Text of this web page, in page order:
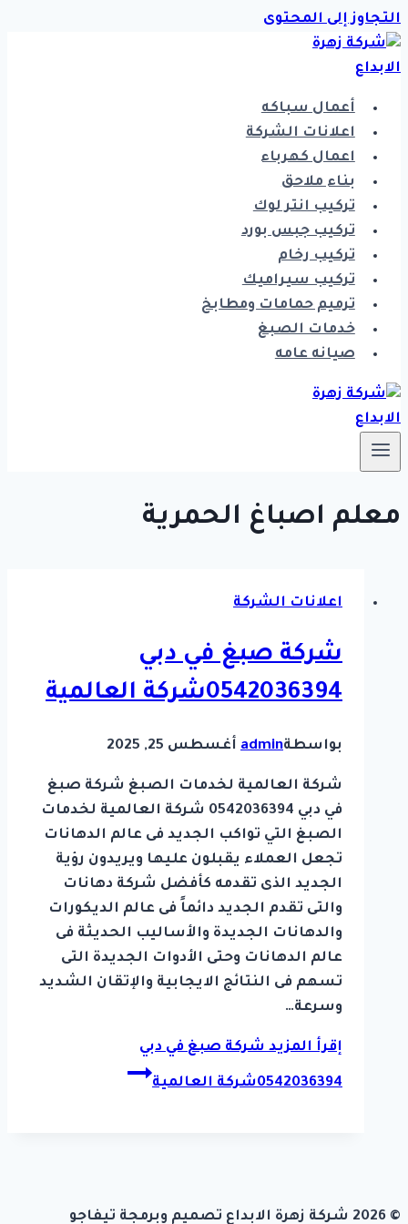
التجاوز إلى المحتوى
أعمال سباكه
اعلانات الشركة
اعمال كهرباء
بناء ملاحق
تركيب انتر لوك
تركيب جبس بورد
تركيب رخام
تركيب سيراميك
ترميم حمامات ومطابخ
خدمات الصبغ
صيانه عامه
معلم اصباغ الحمرية
اعلانات الشركة
شركة صبغ في دبي
0542036394شركة العالمية
بواسطةadmin أغسطس 25, 2025
شركة العالمية لخدمات الصبغ شركة صبغ
في دبي 0542036394 شركة العالمية لخدمات
الصبغ التي تواكب الجديد فى عالم الدهانات
تجعل العملاء يقبلون عليها ويريدون رؤية
الجديد الذى تقدمه كأفضل شركة دهانات
والتى تقدم الجديد دائماً فى عالم الديكورات
والدهانات الجديدة والأساليب الحديثة فى
عالم الدهانات وحتى الأدوات الجديدة التى
تسهم فى النتائج الايجابية والإتقان الشديد
وسرعة…
إقرأ المزيدشركة صبغ في دبي
0542036394شركة العالمية
© 2026 شركة زهرة الابداع تصميم وبرمجة تيفاجو